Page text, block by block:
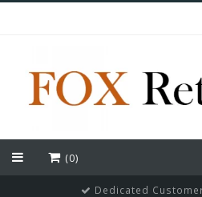
(0)
Dedicated